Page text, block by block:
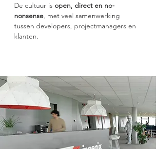
De cultuur is open, direct en no-
nonsense, met veel samenwerking
tussen developers, projectmanagers en
klanten.